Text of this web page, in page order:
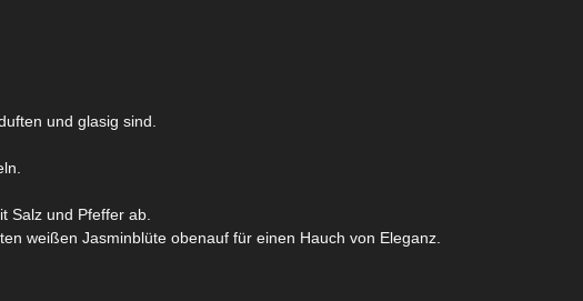
und glasig sind.
Salz und Pfeffer ab.
weißen Jasminblüte obenauf für einen Hauch von Eleganz.